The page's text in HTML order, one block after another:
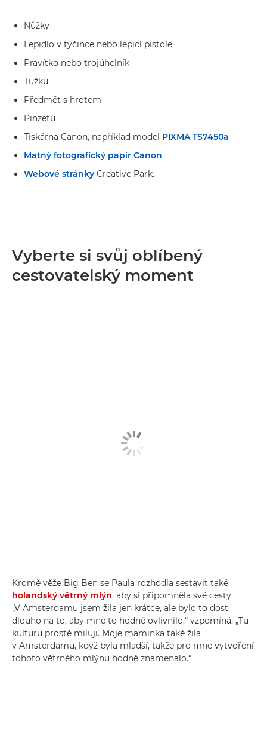
Nůžky
Lepidlo v tyčince nebo lepicí pistole
Pravítko nebo trojúhelník
Tužku
Předmět s hrotem
Pinzetu
Tiskárna Canon, například model PIXMA TS7450a
Matný fotografický papír Canon
Webové stránky Creative Park.
Vyberte si svůj oblíbený
cestovatelský moment
Kromě věže Big Ben se Paula rozhodla sestavit také
holandský větrný mlýn, aby si připomněla své cesty.
„V Amsterdamu jsem žila jen krátce, ale bylo to dost
dlouho na to, aby mne to hodně ovlivnilo,“ vzpomíná. „Tu
kulturu prostě miluji. Moje maminka také žila
v Amsterdamu, když byla mladší, takže pro mne vytvoření
tohoto větrného mlýnu hodně znamenalo.“